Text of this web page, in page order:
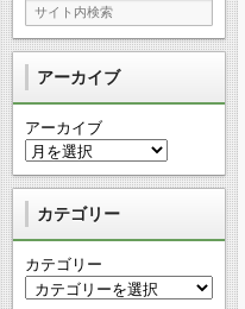
アーカイブ
アーカイブ
カテゴリー
カテゴリー